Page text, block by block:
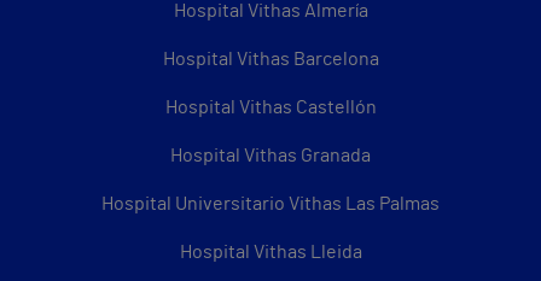
Hospital Vithas Almería
Hospital Vithas Barcelona
Hospital Vithas Castellón
Hospital Vithas Granada
Hospital Universitario Vithas Las Palmas
Hospital Vithas Lleida